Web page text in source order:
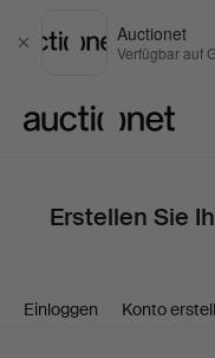
Schließen
Auctionet
Verfügbar auf
Erstellen Sie
Einloggen Konto